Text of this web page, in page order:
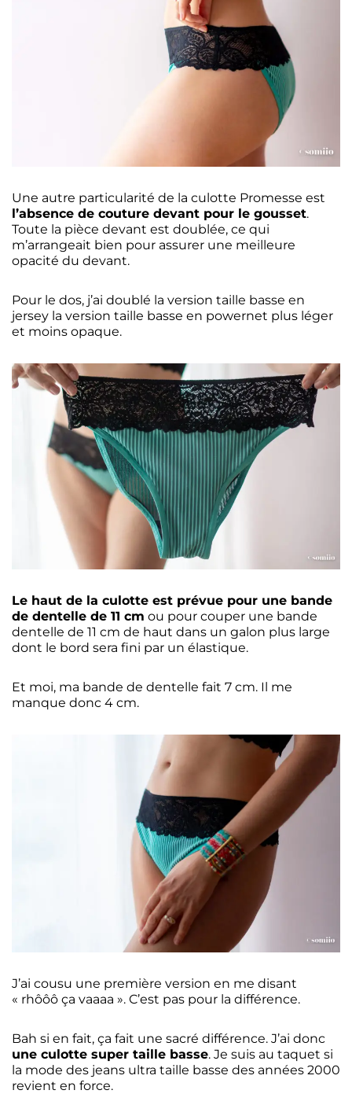
Une autre particularité de la culotte Promesse est
l’absence de couture devant pour le gousset.
Toute la pièce devant est doublée, ce qui
m’arrangeait bien pour assurer une meilleure
opacité du devant.
Pour le dos, j’ai doublé la version taille basse en
jersey la version taille basse en powernet plus léger
et moins opaque.
Le haut de la culotte est prévue pour une bande
de dentelle de 11 cm ou pour couper une bande
dentelle de 11 cm de haut dans un galon plus large
dont le bord sera fini par un élastique.
Et moi, ma bande de dentelle fait 7 cm. Il me
manque donc 4 cm.
J’ai cousu une première version en me disant
« rhôôô ça vaaaa ». C’est pas pour la différence.
Bah si en fait, ça fait une sacré différence. J’ai donc
une culotte super taille basse. Je suis au taquet si
la mode des jeans ultra taille basse des années 2000
revient en force.